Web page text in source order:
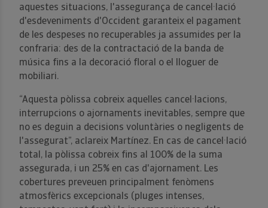
aquestes situacions, l'assegurança de cancel·lació
d'esdeveniments d'Occident garanteix el pagament
de les despeses no recuperables ja assumides per la
confraria: des de la contractació de la banda de
música fins a la decoració floral o el lloguer de
mobiliari.
“Aquesta pòlissa cobreix aquelles cancel·lacions,
interrupcions o ajornaments inevitables, sempre que
no es deguin a decisions voluntàries o negligents de
l'assegurat”, aclareix Martínez. En cas de cancel·lació
total, la pòlissa cobreix fins al 100% de la suma
assegurada, i un 25% en cas d'ajornament. Les
cobertures preveuen principalment fenòmens
atmosfèrics excepcionals (pluges intenses,